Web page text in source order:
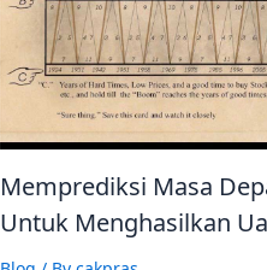
Memprediksi Masa
Untuk Menghasilkan